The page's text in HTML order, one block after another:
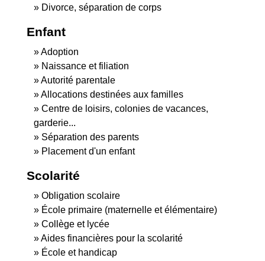
Divorce, séparation de corps
Enfant
Adoption
Naissance et filiation
Autorité parentale
Allocations destinées aux familles
Centre de loisirs, colonies de vacances,
garderie...
Séparation des parents
Placement d'un enfant
Scolarité
Obligation scolaire
École primaire (maternelle et élémentaire)
Collège et lycée
Aides financières pour la scolarité
École et handicap